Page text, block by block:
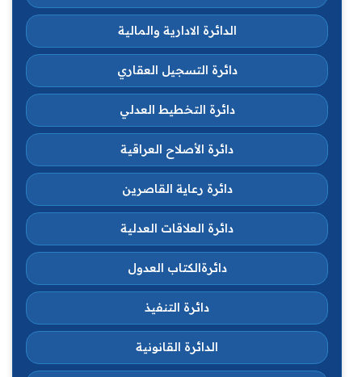
الدائرة الادارية والمالية
دائرة التسجيل العقاري
دائرة التخطيط العدلي
دائرة الأصلاح العراقية
دائرة رعاية القاصرين
دائرة العلاقات العدلية
دائرةالكتاب العدول
دائرة التنفيذ
الدائرة القانونية